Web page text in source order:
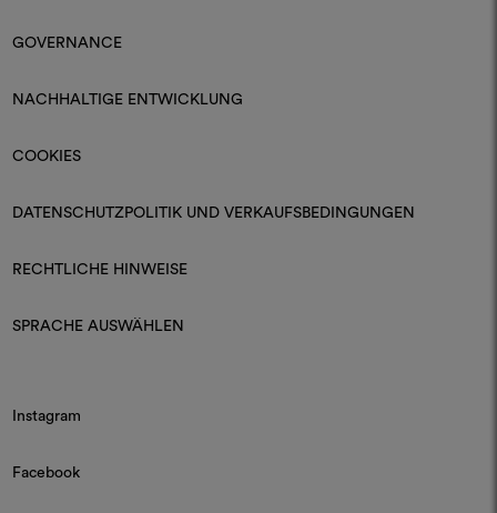
GOVERNANCE
NACHHALTIGE ENTWICKLUNG
COOKIES
DATENSCHUTZPOLITIK UND VERKAUFSBEDINGUNGEN
RECHTLICHE HINWEISE
SPRACHE AUSWÄHLEN
Instagram
Facebook